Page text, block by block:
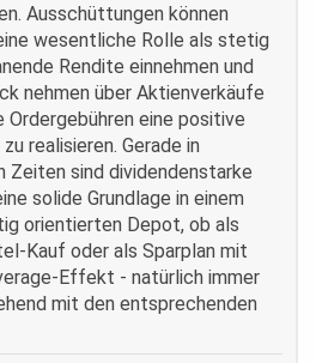
Ausschüttungen können
wesentliche Rolle als stetig
Rendite einnehmen und
nehmen über Aktienverkäufe
Ordergebühren eine positive
realisieren. Gerade in
Zeiten sind dividendenstarke
solide Grundlage in einem
orientierten Depot, ob als
Kauf oder als Sparplan mit
Effekt - natürlich immer
mit den entsprechenden